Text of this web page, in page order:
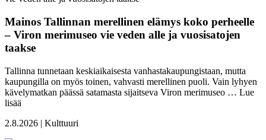
Mainos Tallinnan merellinen elämys koko perheelle
– Viron merimuseo vie veden alle ja vuosisatojen
taakse
Tallinna tunnetaan keskiaikaisesta vanhastakaupungistaan, mutta
kaupungilla on myös toinen, vahvasti merellinen puoli. Vain lyhyen
kävelymatkan päässä satamasta sijaitseva Viron merimuseo … Lue
lisää
2.8.2026 | Kulttuuri